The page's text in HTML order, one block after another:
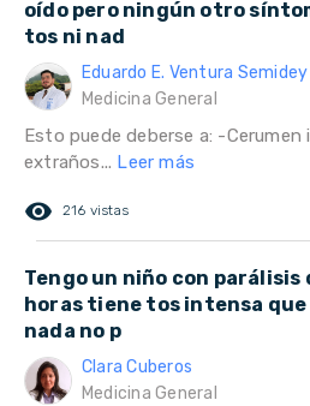
oído pero ningún otro
tos ni nad
Eduardo E. Ventura Semidey
Medicina General
Esto puede deberse a: -
extraños... Leer más
remove_red_eye 216 vistas
Tengo un niño con parálisis
horas tiene tos intensa que
nada no p
Clara Cuberos
Medicina General